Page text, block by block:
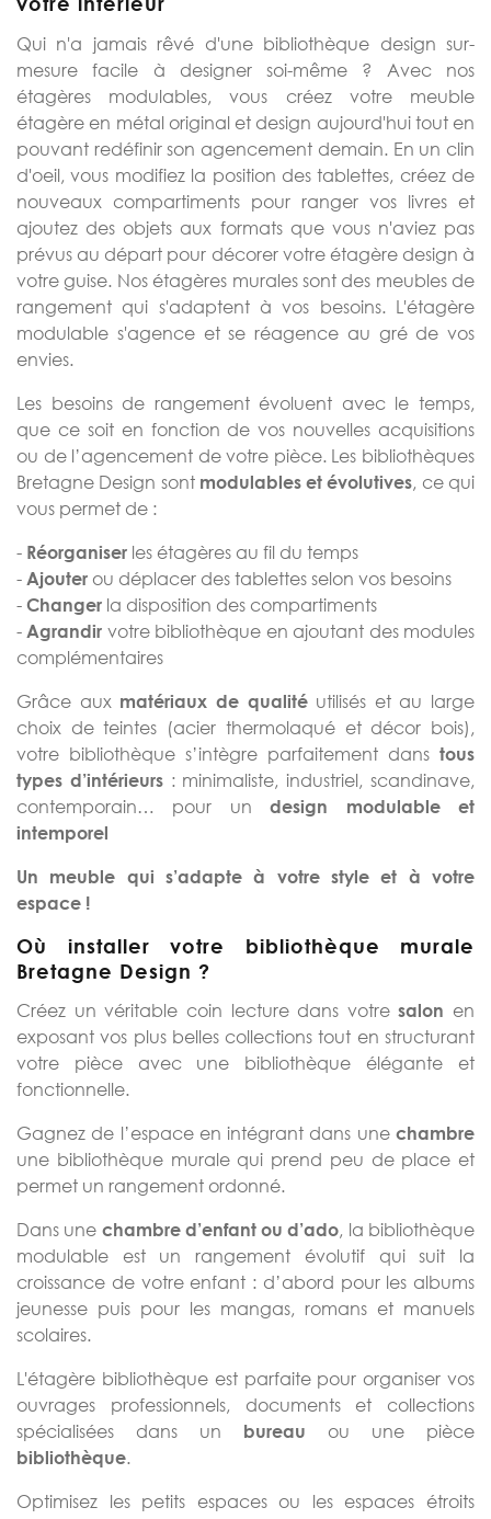
Qui n'a jamais rêvé d'une bibliothèque design sur-
mesure facile à designer soi-même ? Avec nos
étagères modulables, vous créez votre meuble
étagère en métal original et design aujourd'hui tout en
pouvant redéfinir son agencement demain. En un clin
d'oeil, vous modifiez la position des tablettes, créez de
nouveaux compartiments pour ranger vos livres et
ajoutez des objets aux formats que vous n'aviez pas
prévus au départ pour décorer votre étagère design à
votre guise. Nos étagères murales sont des meubles de
rangement qui s'adaptent à vos besoins. L'étagère
modulable s'agence et se réagence au gré de vos
envies.
Les besoins de rangement évoluent avec le temps,
que ce soit en fonction de vos nouvelles acquisitions
ou de l’agencement de votre pièce. Les bibliothèques
Bretagne Design sont modulables et évolutives, ce qui
vous permet de :
- Réorganiser les étagères au fil du temps
- Ajouter ou déplacer des tablettes selon vos besoins
- Changer la disposition des compartiments
- Agrandir votre bibliothèque en ajoutant des modules
complémentaires
Grâce aux matériaux de qualitéutilisés et au large
choix de teintes (acier thermolaqué et décor bois),
votre bibliothèque s’intègre parfaitement dans tous
types d’intérieurs: minimaliste, industriel, scandinave,
contemporain… pour un design modulable et
intemporel
Un meuble qui s’adapte à votre style et à votre
espace !
Où installer votre bibliothèque murale
Bretagne Design ?
Créez un véritable coin lecture dans votresalon en
exposant vos plus belles collections tout en structurant
votre pièce avec une bibliothèque élégante et
fonctionnelle.
Gagnez de l’espace en intégrant dans une chambre
une bibliothèque murale qui prend peu de place et
permet un rangement ordonné.
Dans une chambre d’enfant ou d’ado, la bibliothèque
modulable est un rangement évolutif qui suit la
croissance de votre enfant : d’abord pour les albums
jeunesse puis pour les mangas, romans et manuels
scolaires.
L'étagère bibliothèque est parfaite pour organiser vos
ouvrages professionnels, documents et collections
spécialisées dans un
bureau ou une pièce
bibliothèque.
Optimisez les petits espaces ou les espaces étroits